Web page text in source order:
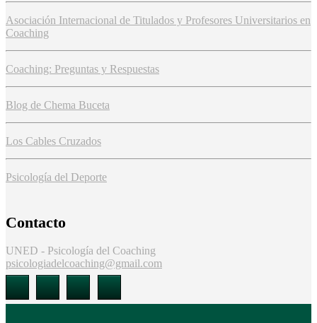
Asociación Internacional de Titulados y Profesores Universitarios en
Coaching
Coaching: Preguntas y Respuestas
Blog de Chema Buceta
Los Cables Cruzados
Psicología del Deporte
Contacto
UNED - Psicología del Coaching
psicologiadelcoaching@gmail.com